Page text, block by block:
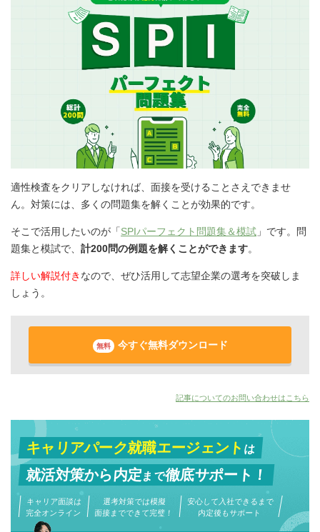
適性検査をクリアしなければ、面接を受けることさえできませ
ん。対策には、多くの問題集を解くことが効果的です。
そこで活用したいのが「SPIパーフェクト問題集＆模試 」です。問
題集と模試で、 計200問の例題を解くことができます。
詳しい解説付き なので、ぜひ活用して志望企業の選考を突破しま
しょう。
無料 今すぐ無料ダウンロード
記事についてのお問い合わせはこちら
キャリアパーク就職エージェントは
就活対策から内定まで徹底サポート！
キャリア面談は
完全オンライン
選考対策では模擬
面接までできて完璧！
安心して入社できるまで
内定後もサポート